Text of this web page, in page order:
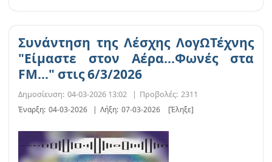
Συνάντηση της Λέσχης ΛογΩΤέχνης
"Είμαστε στον Αέρα…Φωνές στα
FM…" στις 6/3/2026
Δημοσίευση: 04-03-2026 13:02 | Προβολές: 2311
Έναρξη: 04-03-2026 | Λήξη: 07-03-2026 [Έληξε]